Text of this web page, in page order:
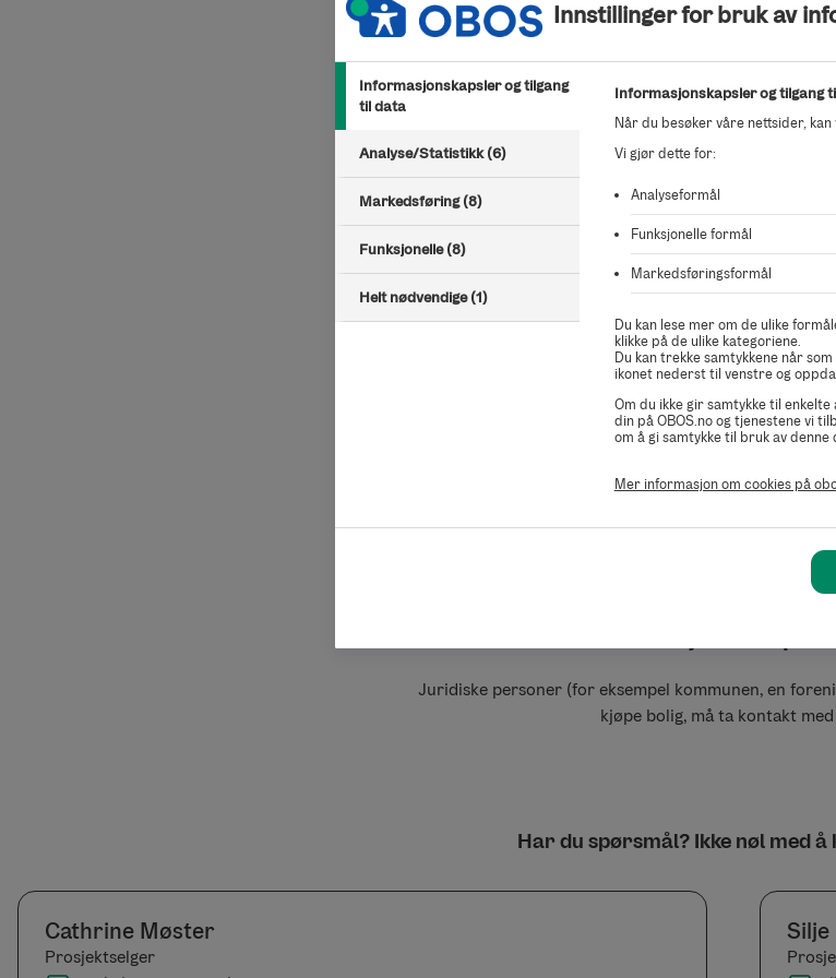
Gjør deg kjent med prospektet og
Parkeringsplass
For denne boligen har du mulighet til å
parkeringsplass til en ekstra kostnad.
Finansiering
Finansieringen må være i orden. Ha klart
kontaktinformasjon til banken.
kontakt med oss.
Fyll ut kjøpsbekreftelsen
Juridiske personer (for eksempel kommunen, en
kjøpe bolig, må ta kontakt med
Har du spørsmål? Ikke nøl med å
Cathrine Møster
Prosjektselger
Silje
Innstillinger for bruk av
Informasjonskapsler og tilgang
til data
Analyse/Statistikk (6)
Markedsføring (8)
Funksjonelle (8)
Helt nødvendige (1)
Informasjonskapsler og tilgang
Når du besøker våre nettsider,
Vi gjør dette for:
Analyseformål
Funksjonelle formål
Markedsføringsformål
Du kan lese mer om de ulike
klikke på de ulike kategoriene.
Du kan trekke samtykkene når
ikonet nederst til venstre og
Om du ikke gir samtykke til
din på OBOS.no og tjenestene vi
om å gi samtykke til bruk av
Mer informasjon om cookies på